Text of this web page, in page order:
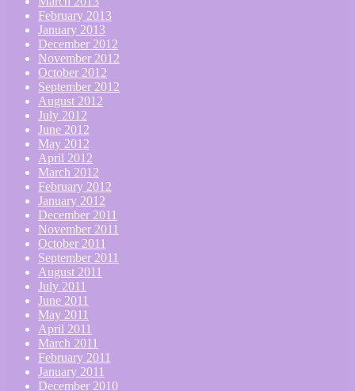
February 2013
January 2013
December 2012
November 2012
October 2012
September 2012
August 2012
July 2012
June 2012
May 2012
April 2012
March 2012
February 2012
January 2012
December 2011
November 2011
October 2011
September 2011
August 2011
July 2011
June 2011
May 2011
April 2011
March 2011
February 2011
January 2011
December 2010